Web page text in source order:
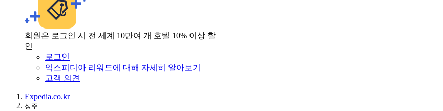
회원은 로그인 시 전 세계 10만여 개 호텔 10% 이상 할
인
로그인
익스피디아 리워드에 대해 자세히 알아보기
고객 의견
Expedia.co.kr
성주